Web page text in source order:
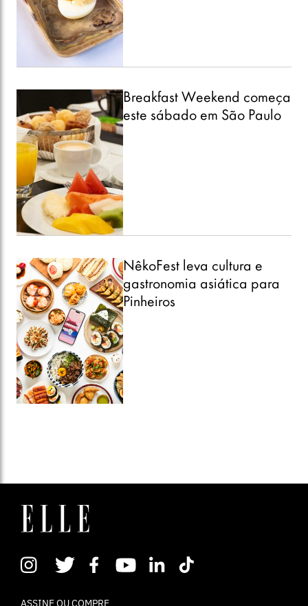
Breakfast Weekend começa
este sábado em São Paulo
NêkoFest leva cultura e
gastronomia asiática para
Pinheiros
ASSINE OU COMPRE